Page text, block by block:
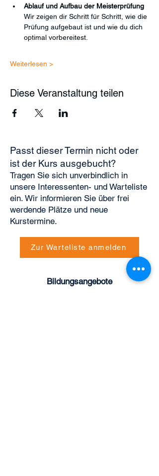
Ablauf und Aufbau der Meisterprüfung
Wir zeigen dir Schritt für Schritt, wie die
Prüfung aufgebaut ist und wie du dich
optimal vorbereitest.
Weiterlesen >
Diese Veranstaltung teilen
Passt dieser Termin nicht oder
ist der Kurs ausgebucht?
Tragen Sie sich unverbindlich in
unsere Interessenten- und Warteliste
ein. Wir informieren Sie über frei
werdende Plätze und neue
Kurstermine.
Zur Warteliste anmelden
Bildungsangebote